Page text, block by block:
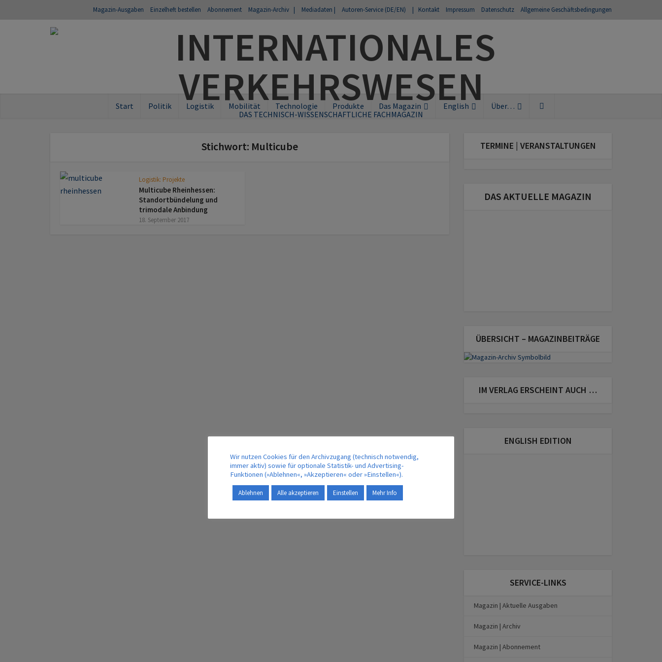
Magazin-Ausgaben Einzelheft bestellen Abonnement Magazin-Archiv | Mediadaten | Autoren-Service (DE/EN) | Kontakt Impressum Datenschutz Allgemeine Geschäftsbedingungen
DAS TECHNISCH-WISSENSCHAFTLICHE FACHMAGAZIN
Start Politik Logistik Mobilität Technologie Produkte Das Magazin English Über…
Stichwort: Multicube
Logistik: Projekte
Multicube Rheinhessen:
Standortbündelung und
trimodale Anbindung
18. September 2017
TERMINE | VERANSTALTUNGEN
DAS AKTUELLE MAGAZIN
ÜBERSICHT – MAGAZINBEITRÄGE
IM VERLAG ERSCHEINT AUCH …
ENGLISH EDITION
SERVICE-LINKS
Magazin | Aktuelle Ausgaben
Magazin | Archiv
Magazin | Abonnement
Wir nutzen Cookies für den Archivzugang (technisch notwendig,
immer aktiv) sowie für optionale Statistik- und Advertising-
Funktionen (»Ablehnen«, »Akzeptieren« oder »Einstellen«).
Ablehnen Alle akzeptieren Einstellen Mehr Info